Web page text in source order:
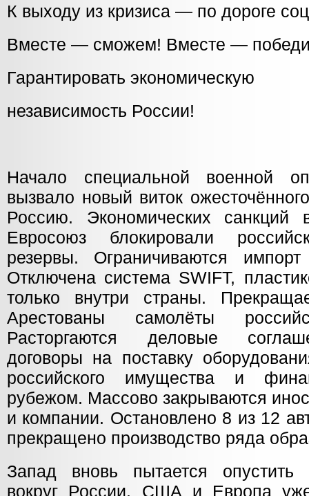
К выходу из кризиса — по дороге
Вместе — сможем! Вместе —
Гарантировать экономическую
независимость России!
Начало специальной военной
вызвало новый виток
Россию. Экономических
Евросоюз блокировали
резервы. Ограничиваются
Отключена система SWIFT,
только внутри страны.
Арестованы самолёты
Расторгаются деловые
договоры на поставку
российского имущества и
рубежом. Массово закрываются
и компании. Остановлено 8 из 12
прекращено производство ряда
Запад вновь пытается опустить
вокруг России. США и Европа